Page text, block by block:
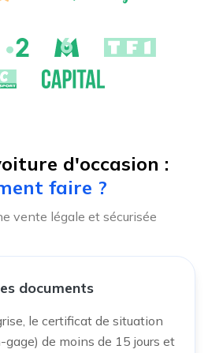
d'occasion :
faire ?
vente légale et sécurisée
documents
le certificat de situation
de moins de 15 jours et